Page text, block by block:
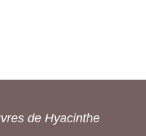
de Hyacinthe